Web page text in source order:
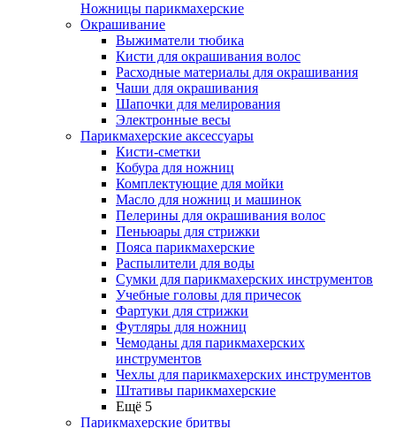
Ножницы парикмахерские
Окрашивание
Выжиматели тюбика
Кисти для окрашивания волос
Расходные материалы для окрашивания
Чаши для окрашивания
Шапочки для мелирования
Электронные весы
Парикмахерские аксессуары
Кисти-сметки
Кобура для ножниц
Комплектующие для мойки
Масло для ножниц и машинок
Пелерины для окрашивания волос
Пеньюары для стрижки
Пояса парикмахерские
Распылители для воды
Сумки для парикмахерских инструментов
Учебные головы для причесок
Фартуки для стрижки
Футляры для ножниц
Чемоданы для парикмахерских
инструментов
Чехлы для парикмахерских инструментов
Штативы парикмахерские
Ещё 5
Парикмахерские бритвы